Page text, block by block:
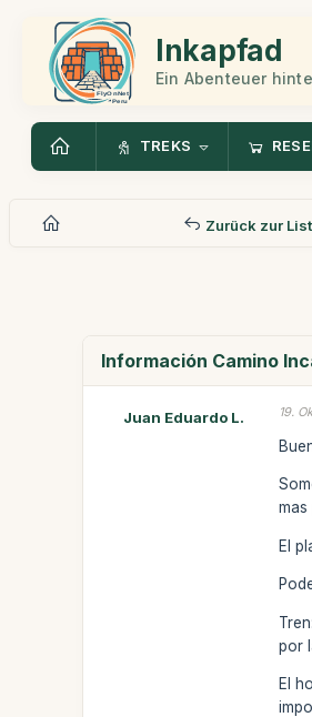
Inkapfad
Ein Abenteuer
TREKS
Zurück zur
Información Camino
Juan Eduardo L. 19.
El
por
El